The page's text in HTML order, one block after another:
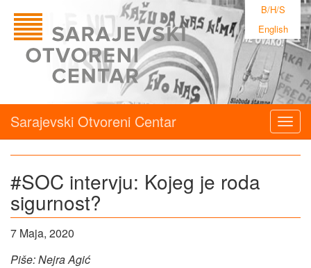
B/H/S
English
Sarajevski Otvoreni Centar
#SOC intervju: Kojeg je roda
sigurnost?
7 Maja, 2020
Piše: Nejra Agić